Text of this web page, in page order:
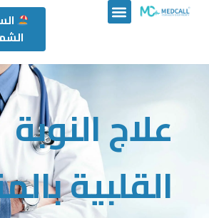
علاج النوبة
القلبية